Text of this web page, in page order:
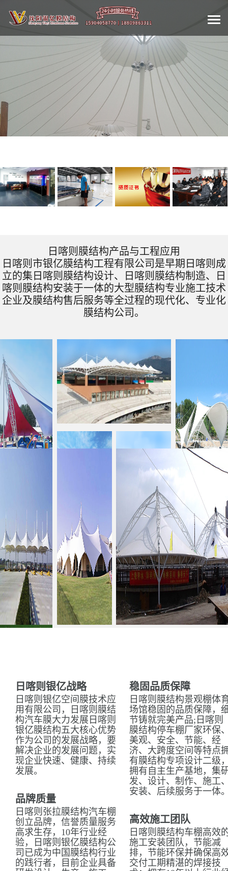
日喀则膜结构产品与工程应用
日喀则市银亿膜结构工程有限公司是早期日喀则成
立的集日喀则膜结构设计、日喀则膜结构制造、日
喀则膜结构安装于一体的大型膜结构专业施工技术
企业及膜结构售后服务等全过程的现代化、专业化
膜结构公司。
日喀则银亿战略
日喀则银亿空间膜技术应
用有限公司，日喀则膜结
构汽车膜大力发展日喀则
银亿膜结构五大核心优势
作为公司的发展战略，要
解决企业的发展问题，实
现企业快速、健康、持续
发展。
品牌质量
日喀则张拉膜结构汽车棚
创立品牌，信誉质量服务
高求生存，10年行业经
验，日喀则银亿膜结构公
司已成为中国膜结构行业
的践行者，目前企业具备
稳固品质保障
日喀则膜结构景观棚体
场馆稳固的品质保障，
节铸就完美产品;日喀则
膜结构停车棚厂家环保
美观、安全、节能、经
济、大跨度空间等特点
有膜结构专项设计二级
拥有自主生产基地，集
发、设计、制作、施工
安装、后续服务于一体
高效施工团队
日喀则膜结构车棚高效
施工安装团队，节能减
排，节能环保并确保高
交付工期精湛的焊接技